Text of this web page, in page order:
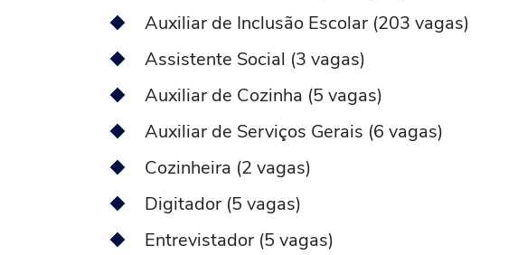
Auxiliar de Inclusão Escolar (203 vagas)
Assistente Social (3 vagas)
Auxiliar de Cozinha (5 vagas)
Auxiliar de Serviços Gerais (6 vagas)
Cozinheira (2 vagas)
Digitador (5 vagas)
Entrevistador (5 vagas)